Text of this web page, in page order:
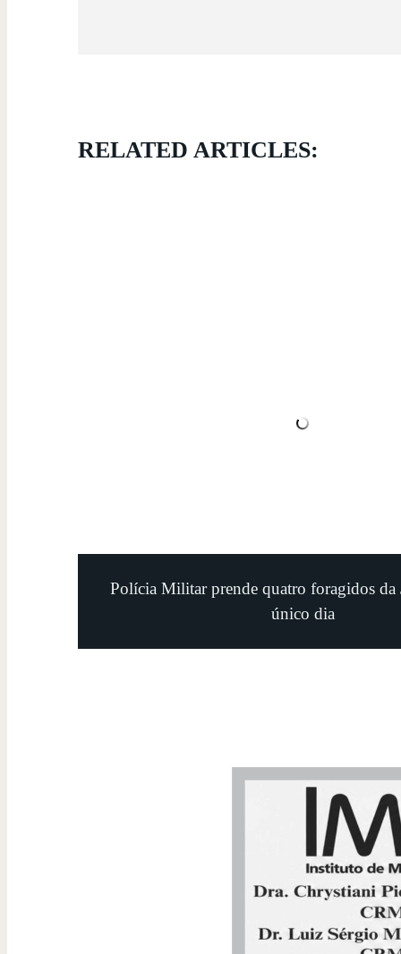
RELATED ARTICLES:
Polícia Militar prende quatro foragidos da
único dia